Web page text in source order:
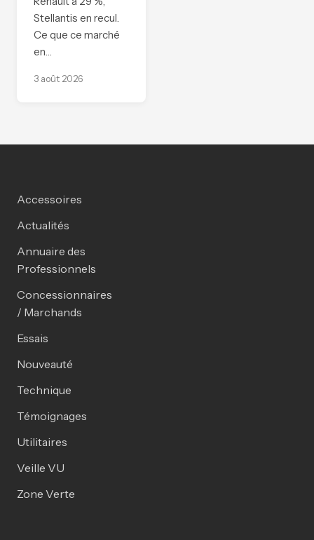
Stellantis en recul.
Ce que ce marché
en…
3 août 2026
Accessoires
Actualités
Annuaire des
Professionnels
Concessionnaires
/ Marchands
Essais
Nouveauté
Technique
Témoignages
Utilitaires
Veille VU
Zone Verte